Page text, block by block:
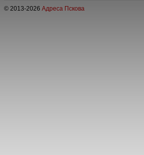
© 2013-2026 Адреса Пскова